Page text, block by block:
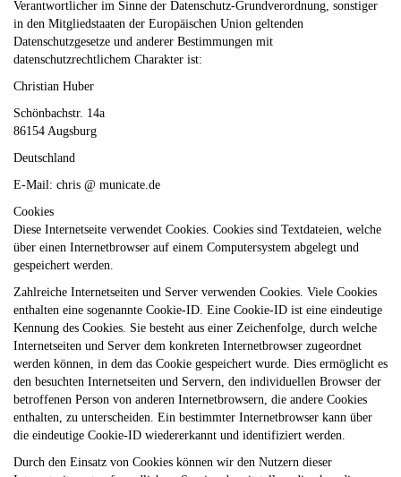
Verantwortlicher im Sinne der Datenschutz-Grundverordnung, sonstiger
in den Mitgliedstaaten der Europäischen Union geltenden
Datenschutzgesetze und anderer Bestimmungen mit
datenschutzrechtlichem Charakter ist:
Christian Huber
Schönbachstr. 14a
86154 Augsburg
Deutschland
E-Mail: chris @ municate.de
Cookies
Diese Internetseite verwendet Cookies. Cookies sind Textdateien, welche
über einen Internetbrowser auf einem Computersystem abgelegt und
gespeichert werden.
Zahlreiche Internetseiten und Server verwenden Cookies. Viele Cookies
enthalten eine sogenannte Cookie-ID. Eine Cookie-ID ist eine eindeutige
Kennung des Cookies. Sie besteht aus einer Zeichenfolge, durch welche
Internetseiten und Server dem konkreten Internetbrowser zugeordnet
werden können, in dem das Cookie gespeichert wurde. Dies ermöglicht es
den besuchten Internetseiten und Servern, den individuellen Browser der
betroffenen Person von anderen Internetbrowsern, die andere Cookies
enthalten, zu unterscheiden. Ein bestimmter Internetbrowser kann über
die eindeutige Cookie-ID wiedererkannt und identifiziert werden.
Durch den Einsatz von Cookies können wir den Nutzern dieser